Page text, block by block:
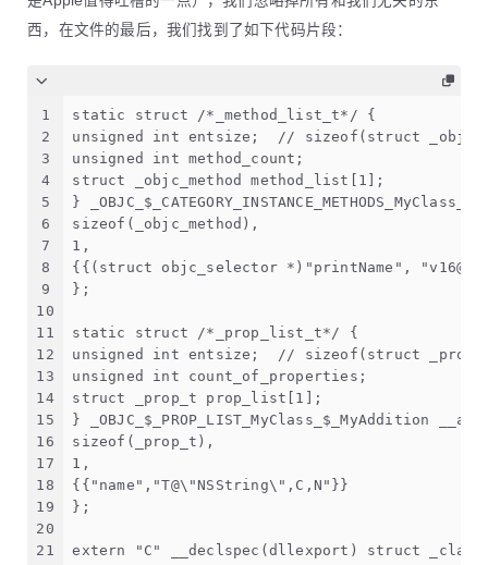
西，在文件的最后，我们找到了如下代码片段：
1
2
3
4
5
6
7
8
9
10
11
12
13
14
15
16
17
18
19
20
21
static struct /*_method_list_t*/ {
unsigned int entsize;  // sizeof(struct
unsigned int method_count;
struct _objc_method method_list[1];
}
sizeof(_objc_method),
1,
{{(struct objc_selector *)"printName",
};
static struct /*_prop_list_t*/ {
unsigned int entsize;  // sizeof(struct
unsigned int count_of_properties;
struct _prop_t prop_list[1];
}
sizeof(_prop_t),
1,
{{"name","T@\"NSString\",C,N"}}
};
extern "C" __declspec(dllexport) struct _class_t